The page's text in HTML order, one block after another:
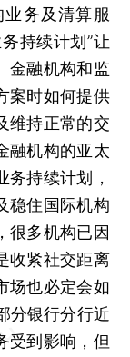
务及清算服
持续计划”让
金融机构和监
案时如何提供
维持正常的交
融机构的亚太
务持续计划，
稳住国际机构
很多机构已因
收紧社交距离
场也必定会如
分银行分行近
受到影响，但